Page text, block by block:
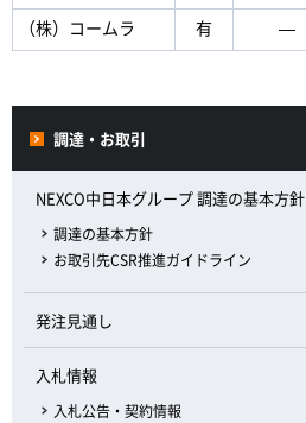
（株）コームラ
有 ―
調達・お取引
NEXCO中日本グループ 調達の基本方針
調達の基本方針
お取引先CSR推進ガイドライン
発注見通し
入札情報
入札公告・契約情報